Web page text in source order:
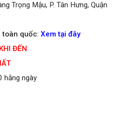
Trọng Mậu, P. Tân Hưng, Quận
toàn quốc: Xem tại đây
ĐẾN
hằng ngày